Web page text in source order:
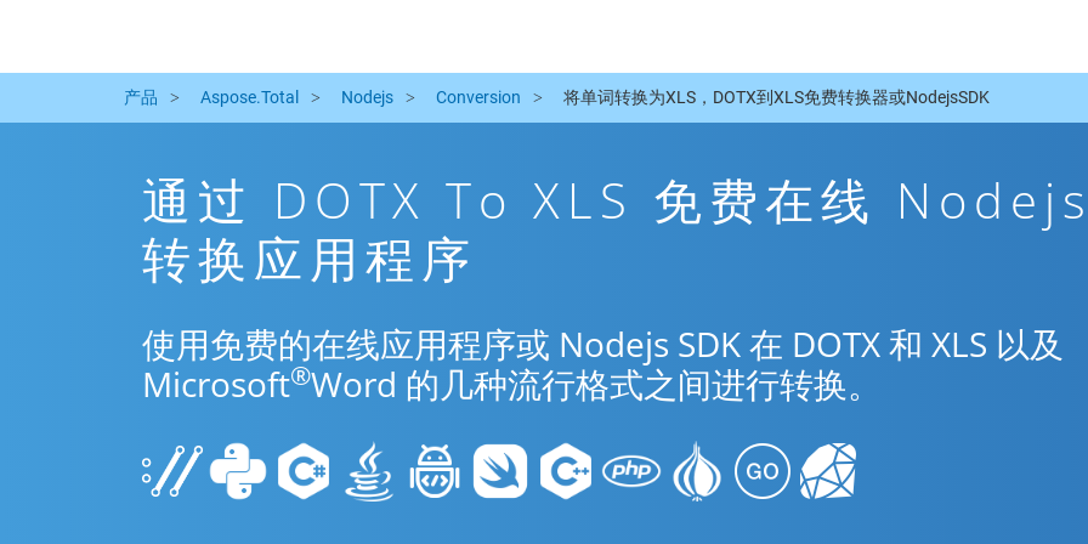
产品 Aspose.Total Nodejs Conversion 将单词转换为XLS，DOTX到XLS免费转换器或NodejsSDK
通过 DOTX To XLS 免费在线
转换应用程序
使用免费的在线应用程序或 Nodejs SDK 在 DOTX 和 XLS 以及
Microsoft®Word 的几种流行格式之间进行转换。